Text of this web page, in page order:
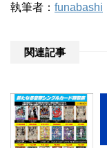
執筆者： funabashi
関連記事